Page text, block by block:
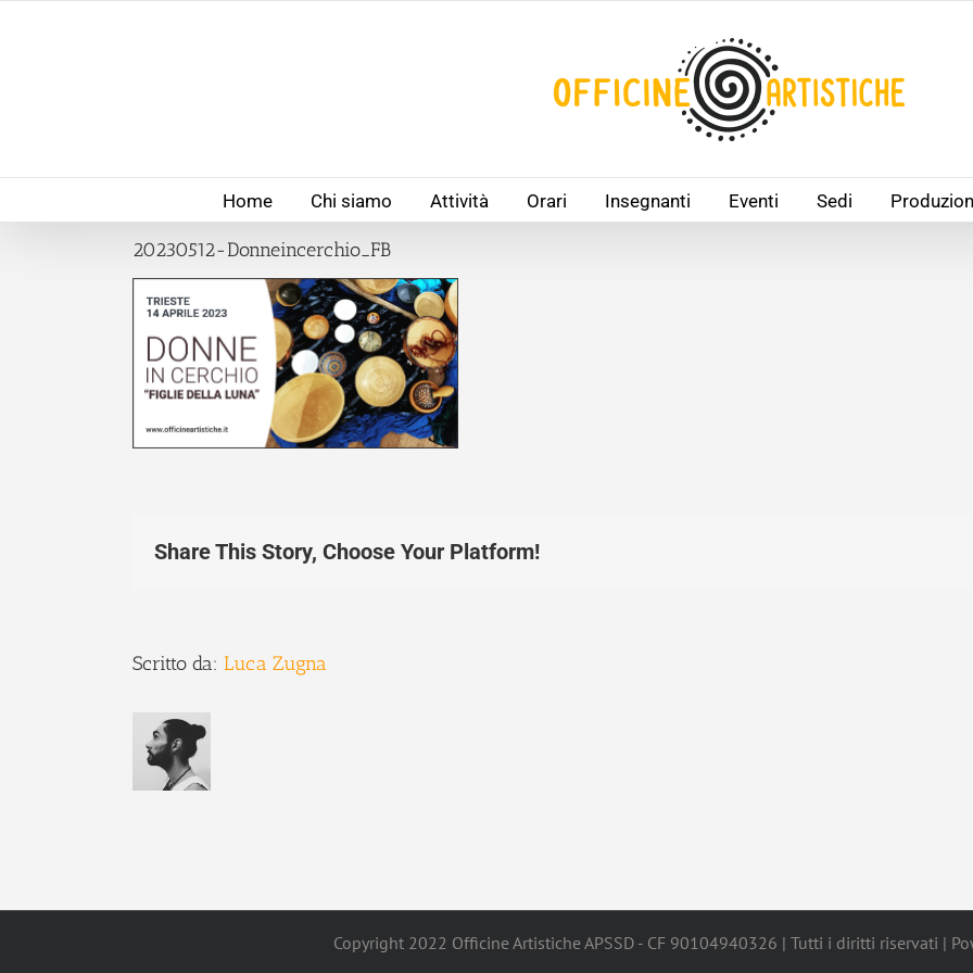
Home Chi siamo Attività Orari Insegnanti Eventi Sedi
20230512-Donneincerchio_FB
Share This Story, Choose Your Platform!
Scritto da: Luca Zugna
Copyright 2022 Officine Artistiche APSSD - CF 90104940326 | Tutti i diritti riservati |